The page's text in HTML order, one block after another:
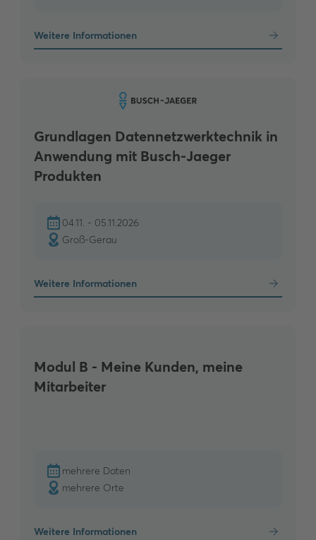
Weitere Informationen
Grundlagen Datennetzwerktechnik in
Anwendung mit Busch-Jaeger
Produkten
04.11. - 05.11.2026
Groß-Gerau
Weitere Informationen
Modul B - Meine Kunden, meine
Mitarbeiter
mehrere Daten
mehrere Orte
Weitere Informationen